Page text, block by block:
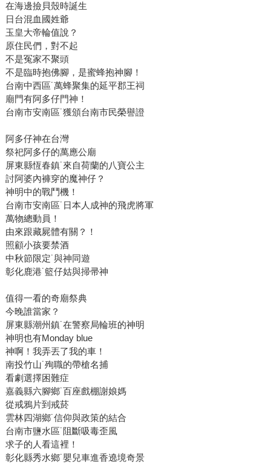
在海邊撿貝殼時誕生
日台混血國姓爺
玉皇大帝輪值說？
原住民們，對不起
不是冤家不聚頭
不是臨時抱佛腳，是蜜蜂抱神腳！
台南中西區˙萬蜂聚集的延平郡王祠
廟門有阿多仔門神！
台南市安南區˙獲頒台南市民榮譽證
阿多仔神在台灣
祭祀阿多仔的萬應公廟
屏東縣恆春鎮˙來自荷蘭的八寶公主
討阿婆內褲穿的魔神仔？
神明中的戰鬥機！
台南市安南區˙日本人成神的飛虎將軍
萬物總動員！
由來跟藏屍體有關？！
照顧小孩要禁酒
中秋節限定˙與神同遊
彰化鹿港˙籃仔姑與掃帚神
值得一看的奇廟祭典
今晚誰當家？
屏東縣潮州鎮˙在警察局輪班的神明
神明也有Monday blue
神啊！我弄丟了我的車！
南投竹山˙殉職的帶槍名捕
看劇選擇困難症
嘉義縣六腳鄉˙百座戲棚謝娘媽
從戒鴉片到戒菸
雲林四湖鄉˙信仰與政策的結合
台南市鹽水區˙阻斷吸毒歪風
求子的人看這裡！
彰化縣秀水鄉˙嬰兒車進香遶境奇景